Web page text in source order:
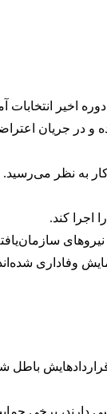
اخیر
و در جریان
اجرا کند.
وفاداری
باطل